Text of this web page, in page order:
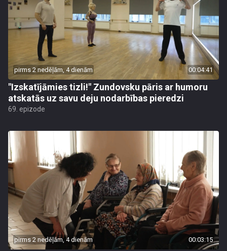
pirms 2 nedēļām, 4 dienām 00:04:41
"Izskatījāmies tizli!" Zundovsku pāris ar humoru
atskatās uz savu deju nodarbības pieredzi
69. epizode
pirms 2 nedēļām, 4 dienām 00:03:15